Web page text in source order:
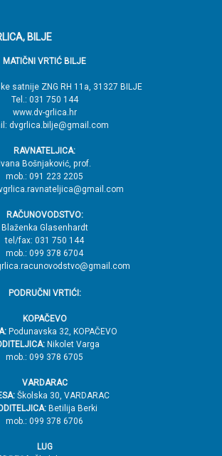
BILJE
MATIČNI VRTIĆ BILJE
satnije ZNG RH 11a, 31327 BILJE
Tel.: 031 750 144
www.dv-grlica.hr
dvgrlica.bilje@gmail.com
RAVNATELJICA:
Bošnjaković, prof.
mob.: 091 223 2205
RAČUNOVODSTVO:
Blaženka Glasenhardt
tel/fax: 031 750 144
mob.: 099 378 6704
PODRUČNI VRTIĆI:
KOPAČEVO
Podunavska 32, KOPAČEVO
Nikolet Varga
mob.: 099 378 6705
VARDARAC
Školska 30, VARDARAC
Betilija Berki
mob.: 099 378 6706
LUG